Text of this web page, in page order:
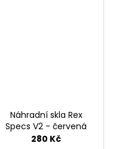
Náhradní skla Rex
Specs V2 - červená
280 Kč